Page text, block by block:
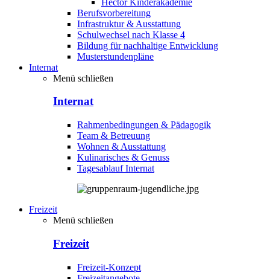
Berufsvorbereitung
Infrastruktur & Ausstattung
Schulwechsel nach Klasse 4
Bildung für nachhaltige Entwicklung
Musterstundenpläne
Internat
Menü schließen
Internat
Rahmenbedingungen & Pädagogik
Team & Betreuung
Wohnen & Ausstattung
Kulinarisches & Genuss
Tagesablauf Internat
Freizeit
Menü schließen
Freizeit
Freizeit-Konzept